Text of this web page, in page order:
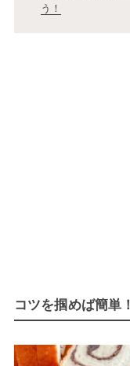
う！
コツを掴めば簡単